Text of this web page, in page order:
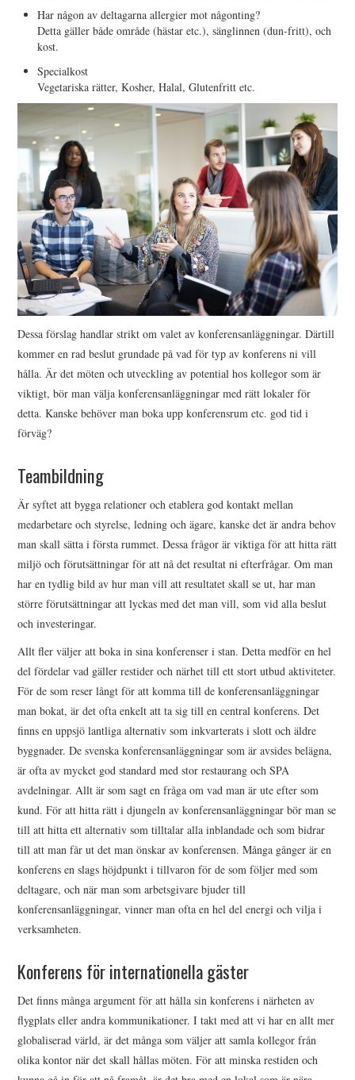
Har någon av deltagarna allergier mot någonting?
Detta gäller både område (hästar etc.), sänglinnen (dun-fritt), och
kost.
Specialkost
Vegetariska rätter, Kosher, Halal, Glutenfritt etc.
Dessa förslag handlar strikt om valet av konferensanläggningar. Därtill
kommer en rad beslut grundade på vad för typ av konferens ni vill
hålla. Är det möten och utveckling av potential hos kollegor som är
viktigt, bör man välja konferensanläggningar med rätt lokaler för
detta. Kanske behöver man boka upp konferensrum etc. god tid i
förväg?
Teambildning
Är syftet att bygga relationer och etablera god kontakt mellan
medarbetare och styrelse, ledning och ägare, kanske det är andra behov
man skall sätta i första rummet. Dessa frågor är viktiga för att hitta rätt
miljö och förutsättningar för att nå det resultat ni efterfrågar. Om man
har en tydlig bild av hur man vill att resultatet skall se ut, har man
större förutsättningar att lyckas med det man vill, som vid alla beslut
och investeringar.
Allt fler väljer att boka in sina konferenser i stan. Detta medför en hel
del fördelar vad gäller restider och närhet till ett stort utbud aktiviteter.
För de som reser långt för att komma till de konferensanläggningar
man bokat, är det ofta enkelt att ta sig till en central konferens. Det
finns en uppsjö lantliga alternativ som inkvarterats i slott och äldre
byggnader. De svenska konferensanläggningar som är avsides belägna,
är ofta av mycket god standard med stor restaurang och SPA
avdelningar. Allt är som sagt en fråga om vad man är ute efter som
kund. För att hitta rätt i djungeln av konferensanläggningar bör man se
till att hitta ett alternativ som tilltalar alla inblandade och som bidrar
till att man får ut det man önskar av konferensen. Många gånger är en
konferens en slags höjdpunkt i tillvaron för de som följer med som
deltagare, och när man som arbetsgivare bjuder till
konferensanläggningar, vinner man ofta en hel del energi och vilja i
verksamheten.
Konferens för internationella gäster
Det finns många argument för att hålla sin konferens i närheten av
flygplats eller andra kommunikationer. I takt med att vi har en allt mer
globaliserad värld, är det många som väljer att samla kollegor från
olika kontor när det skall hållas möten. För att minska restiden och